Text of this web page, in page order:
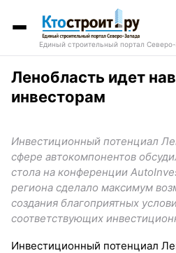
Единый строительный портал
Ленобласть идет
инвесторам
Инвестиционный потенциал
сфере автокомпонентов
стола на конференции
региона сделало максимум
создания благоприятных
соответствующих
Инвестиционный потенциал